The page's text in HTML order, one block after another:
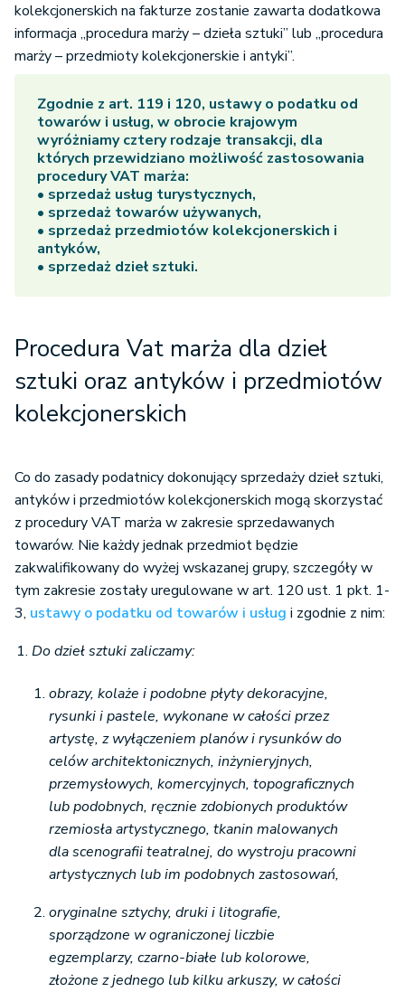
kolekcjonerskich na fakturze zostanie zawarta dodatkowa
informacja „procedura marży – dzieła sztuki” lub „procedura
marży – przedmioty kolekcjonerskie i antyki”.
Zgodnie z art. 119 i 120, ustawy o podatku od
towarów i usług, w obrocie krajowym
wyróżniamy cztery rodzaje transakcji, dla
których przewidziano możliwość zastosowania
procedury VAT marża:
• sprzedaż usług turystycznych,
• sprzedaż towarów używanych,
• sprzedaż przedmiotów kolekcjonerskich i
antyków,
• sprzedaż dzieł sztuki.
Procedura Vat marża dla dzieł
sztuki oraz antyków i przedmiotów
kolekcjonerskich
Co do zasady podatnicy dokonujący sprzedaży dzieł sztuki,
antyków i przedmiotów kolekcjonerskich mogą skorzystać
z procedury VAT marża w zakresie sprzedawanych
towarów. Nie każdy jednak przedmiot będzie
zakwalifikowany do wyżej wskazanej grupy, szczegóły w
tym zakresie zostały uregulowane w art. 120 ust. 1 pkt. 1-
3, ustawy o podatku od towarów i usług i zgodnie z nim:
Do dzieł sztuki zaliczamy:
obrazy, kolaże i podobne płyty dekoracyjne,
rysunki i pastele, wykonane w całości przez
artystę, z wyłączeniem planów i rysunków do
celów architektonicznych, inżynieryjnych,
przemysłowych, komercyjnych, topograficznych
lub podobnych, ręcznie zdobionych produktów
rzemiosła artystycznego, tkanin malowanych
dla scenografii teatralnej, do wystroju pracowni
artystycznych lub im podobnych zastosowań,
oryginalne sztychy, druki i litografie,
sporządzone w ograniczonej liczbie
egzemplarzy, czarno-białe lub kolorowe,
złożone z jednego lub kilku arkuszy, w całości